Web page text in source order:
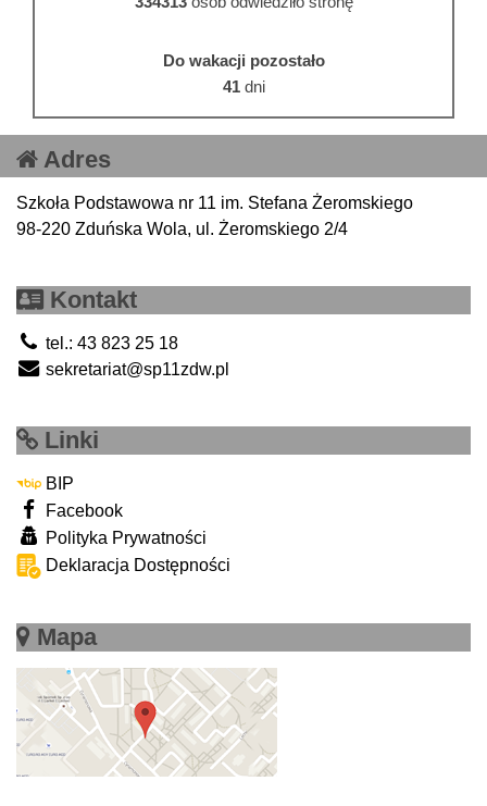
Do wakacji pozostało
41dni
Adres
Szkoła Podstawowa nr 11 im. Stefana Żeromskiego
98-220 Zduńska Wola, ul. Żeromskiego 2/4
Kontakt
tel.: 43 823 25 18
sekretariat@sp11zdw.pl
Linki
BIP
Facebook
Polityka Prywatności
Deklaracja Dostępności
Mapa